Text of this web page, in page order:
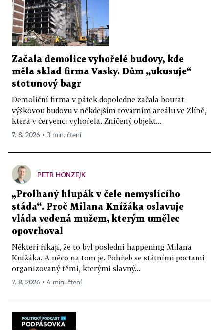
Začala demolice vyhořelé budovy, kde
měla sklad firma Vasky. Dům „ukusuje“
stotunový bagr
Demoliční firma v pátek dopoledne začala bourat
výškovou budovu v někdejším továrním areálu ve Zlíně,
která v červenci vyhořela. Zničený objekt...
7. 8. 2026 ▪ 3 min. čtení
PETR HONZEJK
„Prolhaný hlupák v čele nemyslícího
stáda“. Proč Milana Knížáka oslavuje
vláda vedená mužem, kterým umělec
opovrhoval
Někteří říkají, že to byl poslední happening Milana
Knížáka. A něco na tom je. Pohřeb se státními poctami
organizovaný těmi, kterými slavný...
7. 8. 2026 ▪ 4 min. čtení